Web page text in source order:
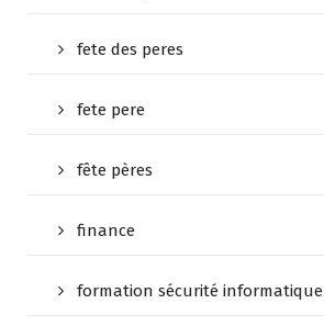
fete des peres
fete pere
fête pères
finance
formation sécurité informatique